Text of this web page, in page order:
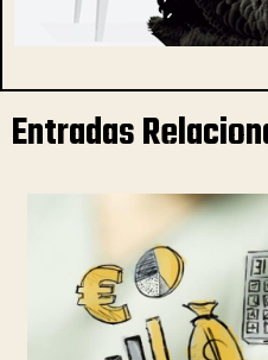
Entradas